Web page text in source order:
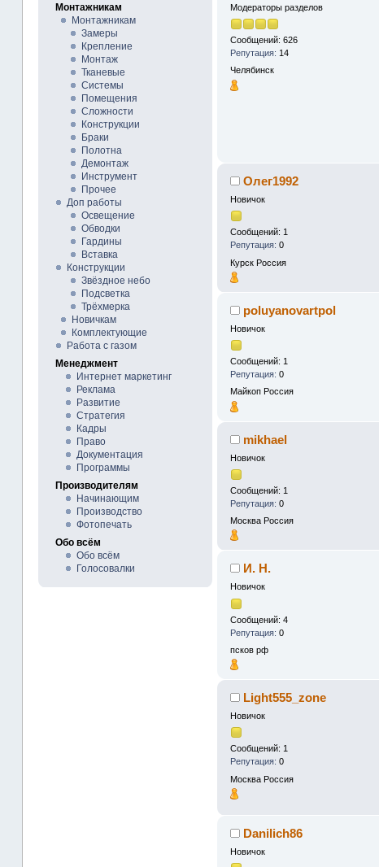
Монтажникам
Монтажникам
Замеры
Крепление
Монтаж
Тканевые
Системы
Помещения
Сложности
Конструкции
Браки
Полотна
Демонтаж
Инструмент
Прочее
Доп работы
Освещение
Обводки
Гардины
Вставка
Конструкции
Звёздное небо
Подсветка
Трёхмерка
Новичкам
Комплектующие
Работа с газом
Менеджмент
Интернет маркетинг
Реклама
Развитие
Стратегия
Кадры
Право
Документация
Программы
Производителям
Начинающим
Производство
Фотопечать
Обо всём
Обо всём
Голосовалки
Модераторы разделов
Сообщений: 626
Репутация: 14
Челябинск
Олег1992
Новичок
Сообщений: 1
Репутация: 0
Курск Россия
poluyanovartpol
Новичок
Сообщений: 1
Репутация: 0
Майкоп Россия
mikhael
Новичок
Сообщений: 1
Репутация: 0
Москва Россия
И. Н.
Новичок
Сообщений: 4
Репутация: 0
псков рф
Light555_zone
Новичок
Сообщений: 1
Репутация: 0
Москва Россия
Danilich86
Новичок